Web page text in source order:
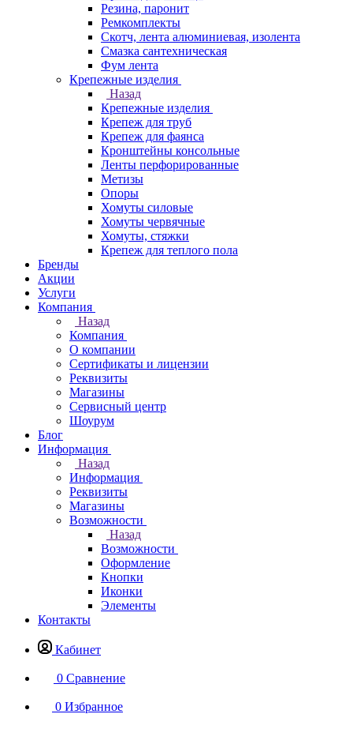
Резина, паронит
Ремкомплекты
Скотч, лента алюминиевая, изолента
Смазка сантехническая
Фум лента
Крепежные изделия
Назад
Крепежные изделия
Крепеж для труб
Крепеж для фаянса
Кронштейны консольные
Ленты перфорированные
Метизы
Опоры
Хомуты силовые
Хомуты червячные
Хомуты, стяжки
Крепеж для теплого пола
Бренды
Акции
Услуги
Компания
Назад
Компания
О компании
Сертификаты и лицензии
Реквизиты
Магазины
Сервисный центр
Шоурум
Блог
Информация
Назад
Информация
Реквизиты
Магазины
Возможности
Назад
Возможности
Оформление
Кнопки
Иконки
Элементы
Контакты
Кабинет
0 Сравнение
0 Избранное